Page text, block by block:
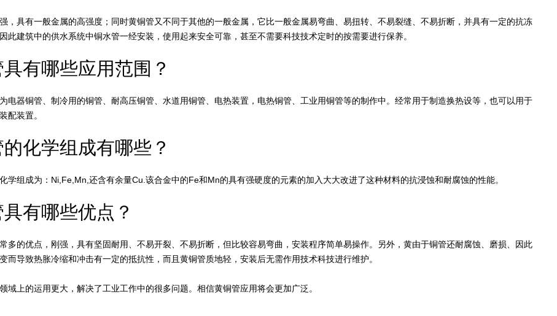
具有一般金属的高强度；同时黄铜管又不同于其他的一般金属，它比一般金属易弯曲、易扭转、不易裂缝、不易折断，并具有一定的抗冻
此建筑中的供水系统中铜水管一经安装，使用起来安全可靠，甚至不需要科技技术定时的按需要进行保养。
有哪些应用范围？
器铜管、制冷用的铜管、耐高压铜管、水道用铜管、电热装置，电热铜管、工业用铜管等的制作中。经常用于制造换热设等，也可以用于
配装置。
化学组成有哪些？
组成为：Ni,Fe,Mn,还含有余量Cu.该合金中的Fe和Mn的具有强硬度的元素的加入大大改进了这种材料的抗浸蚀和耐腐蚀的性能。
有哪些优点？
的优点，刚强，具有坚固耐用、不易开裂、不易折断，但比较容易弯曲，安装程序简单易操作。另外，黄由于铜管还耐腐蚀、磨损、因此
而导致热胀冷缩和冲击有一定的抵抗性，而且黄铜管质地轻，安装后无需作用技术科技进行维护。
上的运用更大，解决了工业工作中的很多问题。相信黄铜管应用将会更加广泛。